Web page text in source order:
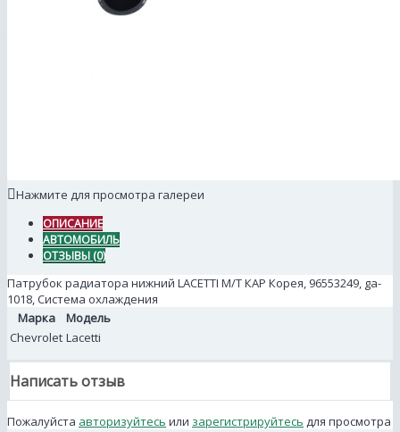
Нажмите для просмотра галереи
ОПИСАНИЕ
АВТОМОБИЛЬ
ОТЗЫВЫ (0)
Патрубок радиатора нижний LACETTI M/T КАР Корея, 96553249, ga-
1018, Система охлаждения
Марка
Модель
Chevrolet Lacetti
Написать отзыв
Пожалуйста авторизуйтесь или зарегистрируйтесь для просмотра